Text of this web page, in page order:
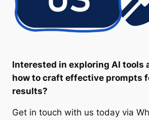
Interested in exploring AI tools
how to craft effective prompts
results?
Get in touch with us today via